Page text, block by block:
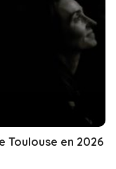
Toulouse en 2026